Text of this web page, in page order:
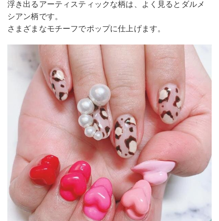
浮き出るアーティスティックな柄は、よく見るとダルメ
シアン柄です。
さまざまなモチーフでポップに仕上げます。